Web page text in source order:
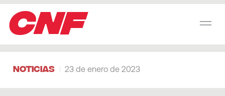
CNF
Noticias 23 de enero de 2023